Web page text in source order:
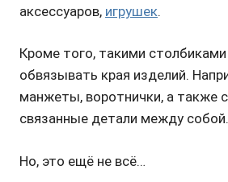
аксессуаров, игрушек.
Кроме того, такими
обвязывать края изделий.
манжеты, воротнички, а также
связанные детали между собой.
Но, это ещё не всё…